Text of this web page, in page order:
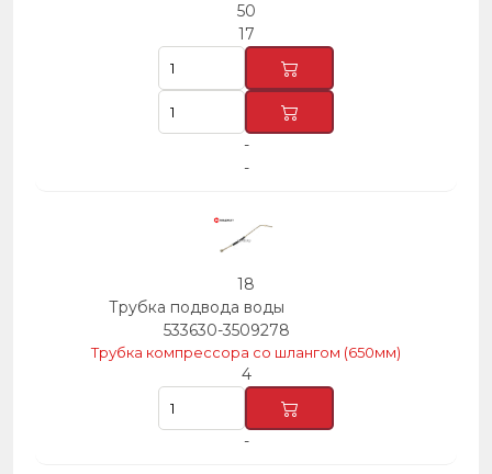
50
17
-
-
18
Трубка подвода воды
533630-3509278
Трубка компрессора со шлангом (650мм)
4
-